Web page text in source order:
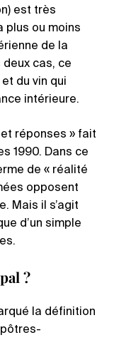
est très
plus ou moins
de la
cas, ce
du vin qui
intérieure.
et réponses » fait
1990. Dans ce
de « réalité
opposent
Mais il s’agit
d’un simple
?
la définition